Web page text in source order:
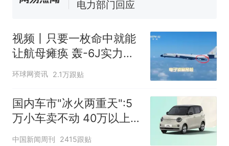
的抢着买
全部作废，公平么？
视频丨只要一枚命中就能
让航母瘫痪 轰-6J实力有
多强？
环球网资讯 2.1万跟贴
国内车市"冰火两重天":5
万小车卖不动 40万以上
的抢购
中国新闻周刊 2415跟贴